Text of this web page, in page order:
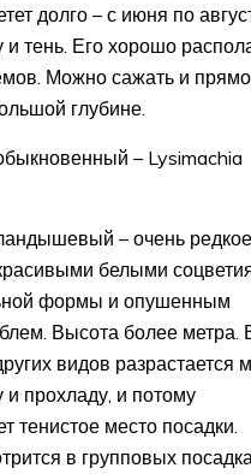
долго – с июня по
тень. Его хорошо
Можно сажать и
глубине.
– Lysimachia
– очень редкое
белыми
формы и опушенным
Высота более метра.
видов разрастается
и прохладу, и потому
тенистое место посадки.
в групповых